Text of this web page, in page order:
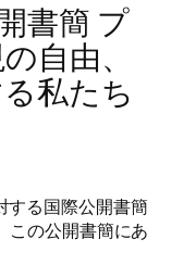
書簡 プ
自由、
私たち
する国際公開書簡
この公開書簡にあ